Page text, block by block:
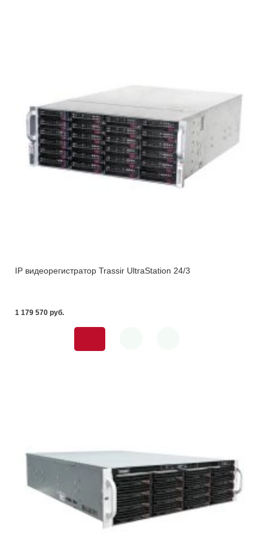
IP видеорегистратор Trassir UltraStation 24/3
1 179 570 pуб.